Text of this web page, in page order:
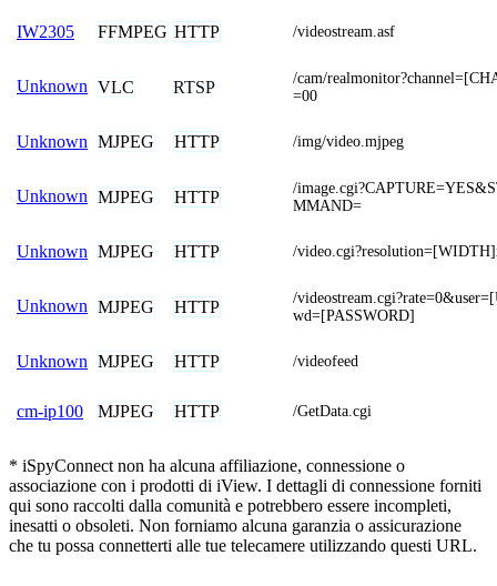
IW2305 FFMPEG HTTP /videostream.asf
Unknown VLC RTSP
/cam/
=00
Unknown MJPEG HTTP /img/video.mjpeg
Unknown MJPEG HTTP
/
MMAND=
Unknown MJPEG HTTP /
Unknown MJPEG HTTP
/
wd=[PASSWORD]
Unknown MJPEG HTTP /videofeed
cm-ip100 MJPEG HTTP /GetData.cgi
* iSpyConnect non ha alcuna affiliazione, connessione o
associazione con i prodotti di iView. I dettagli di connessione forniti
qui sono raccolti dalla comunità e potrebbero essere incompleti,
inesatti o obsoleti. Non forniamo alcuna garanzia o assicurazione
che tu possa connetterti alle tue telecamere utilizzando questi URL.